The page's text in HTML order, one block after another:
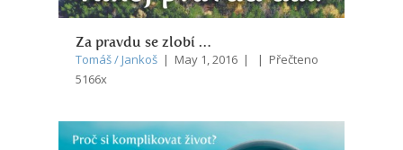
Za pravdu se zlobí …
Tomáš / Jankoš | May 1, 2016 | | Přečteno
5166x